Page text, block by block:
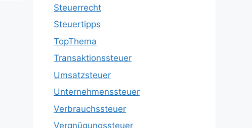
Steuerrecht
Steuertipps
TopThema
Transaktionssteuer
Umsatzsteuer
Unternehmenssteuer
Verbrauchssteuer
Vergnügungssteuer